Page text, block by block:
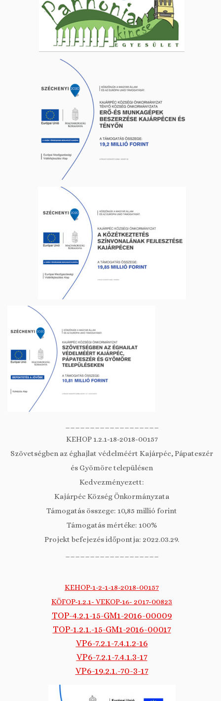
KEHOP 1.2.1-18-2018-00157
Szövetségben az éghajlat védelméért Kajárpéc, Pápateszér
és Gyömöre településen
Kedvezményezett:
Kajárpéc Község Önkormányzata
Támogatás összege: 10,85 millió forint
Támogatás mértéke: 100%
Projekt befejezés időpontja: 2022.03.29.
KEHOP-1-2-1-18-2018-00157
KÖFOP-1.2.1- VEKOP-16- 2017-00823
TOP-4.2.1-15-GM1-2016-00009
TOP-1.2.1.-15-GM1-2016-00017
VP6-7.2.1-7.4.1.2-16
VP6-7.2.1-7.4.1.3-17
VP6-19.2.1.-70-3-17